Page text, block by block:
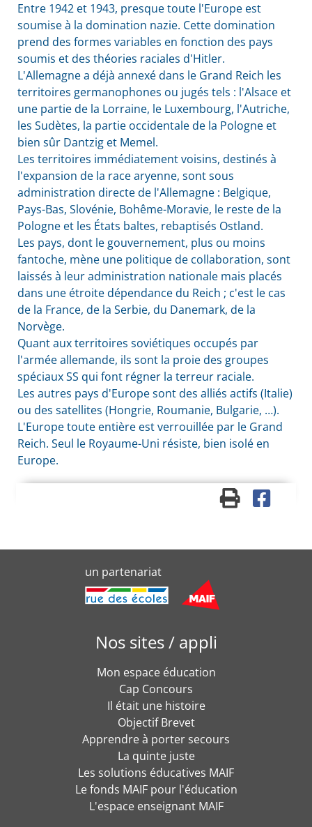
Entre 1942 et 1943, presque toute l'Europe est
soumise à la domination nazie. Cette domination
prend des formes variables en fonction des pays
soumis et des théories raciales d'Hitler.
L'Allemagne a déjà annexé dans le Grand Reich les
territoires germanophones ou jugés tels : l'Alsace et
une partie de la Lorraine, le Luxembourg, l'Autriche,
les Sudètes, la partie occidentale de la Pologne et
bien sûr Dantzig et Memel.
Les territoires immédiatement voisins, destinés à
l'expansion de la race aryenne, sont sous
administration directe de l'Allemagne : Belgique,
Pays-Bas, Slovénie, Bohême-Moravie, le reste de la
Pologne et les États baltes, rebaptisés Ostland.
Les pays, dont le gouvernement, plus ou moins
fantoche, mène une politique de collaboration, sont
laissés à leur administration nationale mais placés
dans une étroite dépendance du Reich ; c'est le cas
de la France, de la Serbie, du Danemark, de la
Norvège.
Quant aux territoires soviétiques occupés par
l'armée allemande, ils sont la proie des groupes
spéciaux SS qui font régner la terreur raciale.
Les autres pays d'Europe sont des alliés actifs (Italie)
ou des satellites (Hongrie, Roumanie, Bulgarie, …).
L'Europe toute entière est verrouillée par le Grand
Reich. Seul le Royaume-Uni résiste, bien isolé en
Europe.
un partenariat
Nos sites / appli
Mon espace éducation
Cap Concours
Il était une histoire
Objectif Brevet
Apprendre à porter secours
La quinte juste
Les solutions éducatives MAIF
Le fonds MAIF pour l'éducation
L'espace enseignant MAIF